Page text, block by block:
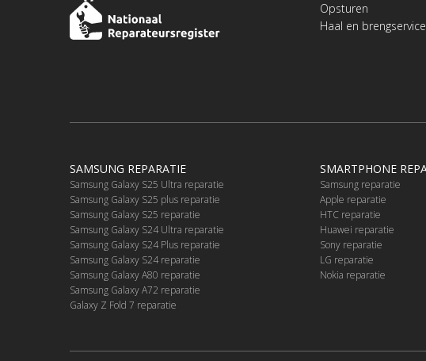
Opsturen
Haal en brengservice
SAMSUNG REPARATIE
Samsung Galaxy S25 Ultra reparatie
Samsung Galaxy S25 plus reparatie
Samsung Galaxy S25 reparatie
Samsung Galaxy S24 Ultra reparatie
Samsung Galaxy S24 Plus reparatie
Samsung Galaxy S24 reparatie
Samsung Galaxy A80 reparatie
Samsung Galaxy A72 reparatie
Galaxy Z Fold 7 reparatie
SMARTPHONE
Samsung reparatie
Apple reparatie
HTC reparatie
Huawei reparatie
Sony reparatie
LG reparatie
Nokia reparatie